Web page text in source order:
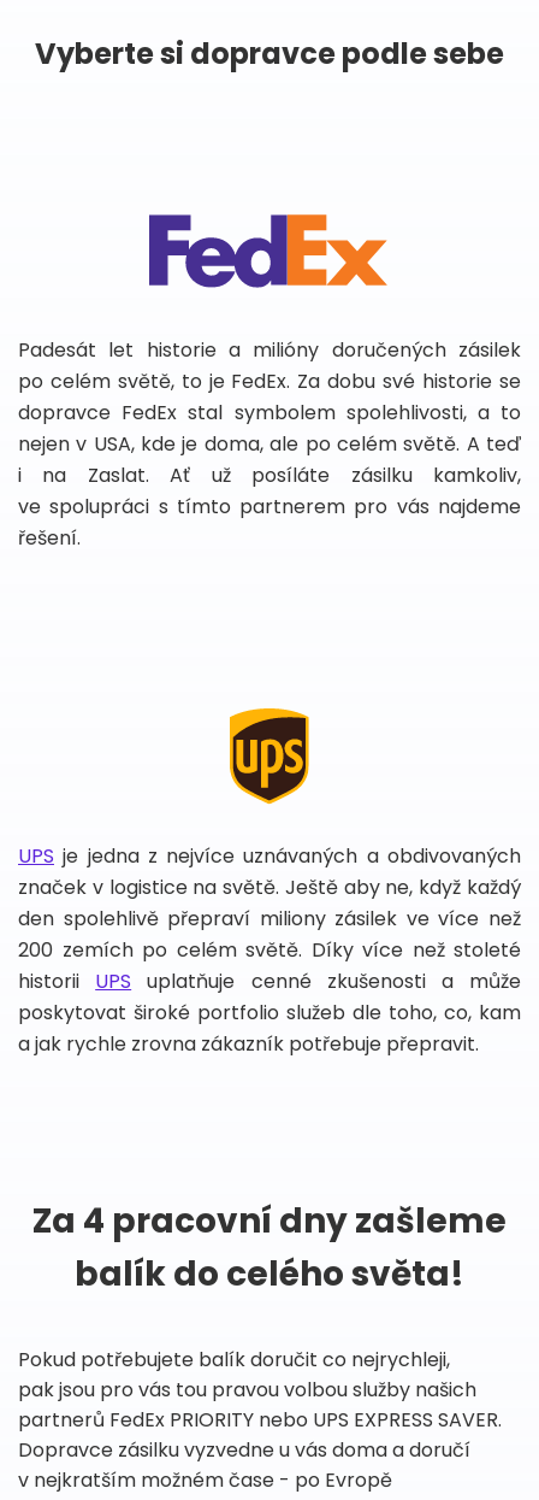
Vyberte si dopravce podle sebe
Padesát let historie a milióny doručených zásilek
po celém světě, to je FedEx. Za dobu své historie se
dopravce FedEx stal symbolem spolehlivosti, a to
nejen v USA, kde je doma, ale po celém světě. A teď
i na Zaslat. Ať už posíláte zásilku kamkoliv,
ve spolupráci s tímto partnerem pro vás najdeme
řešení.
UPS je jedna z nejvíce uznávaných a obdivovaných
značek v logistice na světě. Ještě aby ne, když každý
den spolehlivě přepraví miliony zásilek ve více než
200 zemích po celém světě. Díky více než stoleté
historii UPS uplatňuje cenné zkušenosti a může
poskytovat široké portfolio služeb dle toho, co, kam
a jak rychle zrovna zákazník potřebuje přepravit.
Za 4 pracovní dny zašleme
balík do celého světa!
Pokud potřebujete balík doručit co nejrychleji,
pak jsou pro vás tou pravou volbou služby našich
partnerů FedEx PRIORITY nebo UPS EXPRESS SAVER.
Dopravce zásilku vyzvedne u vás doma a doručí
v nejkratším možném čase - po Evropě